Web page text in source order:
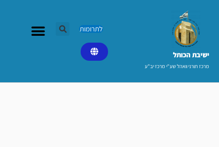
ישיבת הכותל​
מרכז תורני וואהל שע"י מרכז יב"ע
לתרומות